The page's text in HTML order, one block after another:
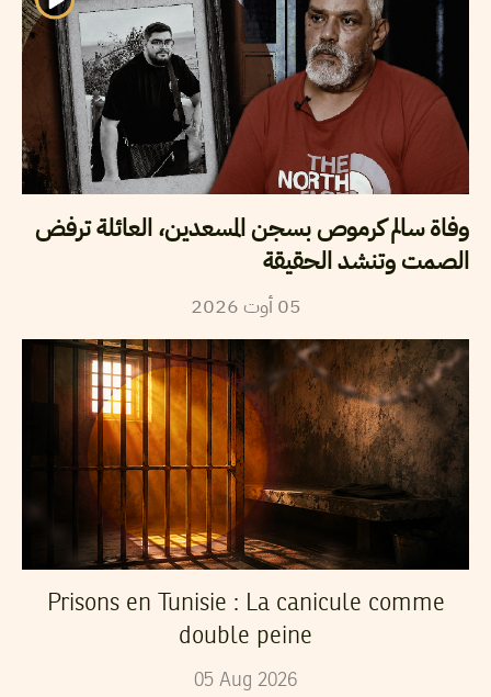
وفاة سالم كرموص بسجن المسعدين، العائلة ترفض
الصمت وتنشد الحقيقة
05 أوت2026
Prisons en Tunisie : La canicule comme
double peine
05 Aug 2026